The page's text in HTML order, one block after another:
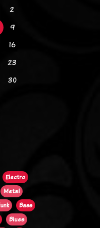
2
9
16
23
30
Electro
Metal
Bass
Blues